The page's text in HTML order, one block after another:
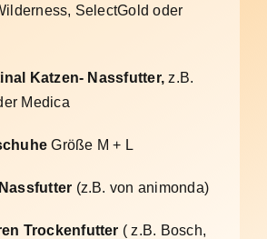
SelectGold oder
Katzen- Nassfutter,z.B.
Medica
Größe M + L
(z.B. von animonda)
Trockenfutter ( z.B. Bosch,